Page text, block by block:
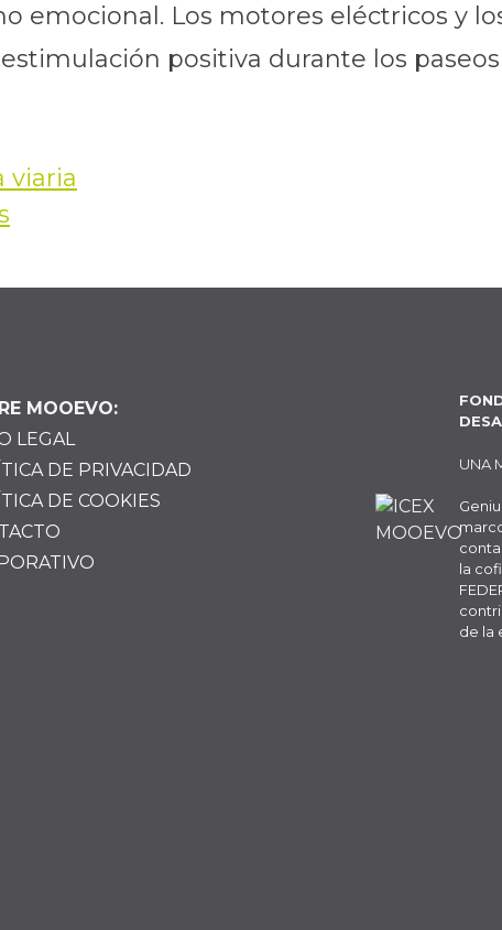
emocional. Los motores eléctricos y
positiva durante los
viaria
MOOEVO:
LEGAL
DE PRIVACIDAD
DE COOKIES
UNA
la
de la